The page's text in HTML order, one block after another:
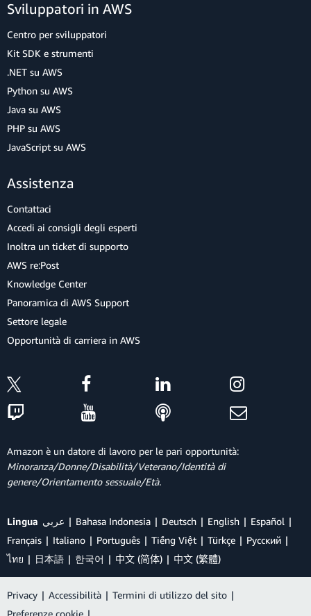
Sviluppatori in AWS
Centro per sviluppatori
Kit SDK e strumenti
.NET su AWS
Python su AWS
Java su AWS
PHP su AWS
JavaScript su AWS
Assistenza
Contattaci
Accedi ai consigli degli esperti
Inoltra un ticket di supporto
AWS re:Post
Knowledge Center
Panoramica di AWS Support
Settore legale
Opportunità di carriera in AWS
Amazon è un datore di lavoro per le pari opportunità:
Minoranza/Donne/Disabilità/Veterano/Identità di
genere/Orientamento sessuale/Età.
Lingua عربي Bahasa Indonesia Deutsch English
Español
Français
Italiano Português Tiếng Việt Türkçe
Ρусский
ไทย
日本語 한국어 中文 (简体) 中文 (繁體)
Privacy | Accessibilità | Termini di utilizzo del sito |
Preferenze cookie |